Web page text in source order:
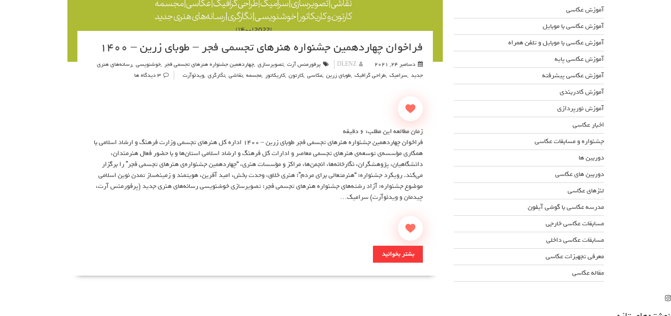
فراخوان چهاردهمین جشنواره هنرهای تجسمی فجر – طوبای زرین – ۱۴۰۰
دسامبر 24, 2021 DLENZ پرفورمنس آرت ,تصویرسازی ,چهاردهمین جشنواره هنرهای تجسمی فجر ,خوشنویسی ,رسانه‌های هنری
جدید ,سرامیک ,طراحی گرافیک ,طوبای زرین ,عکاسی ,کارتون ,کاریکاتور ,مجسمه ,نقاشی ,نگارگری ,ویدئوآرت 3 دیدگاه ها
زمان مطالعه این مطلب: 6دقیقه
فراخوان چهاردهمین جشنواره هنرهای تجسمی فجر طوبای زرین – ۱۴۰۰ اداره‌ کل هنرهای تجسمی وزارت فرهنگ و ارشاد اسلامی با
همکاری مؤسسه‌ی توسعه‌ی هنرهای تجسمی معاصر و ادارات کل فرهنگ و ارشاد اسلامی استان‌ها و با حضور فعال هنرمندان،
دانشگاهیان، پژوهشگران، نگارخانه‌ها، انجمن‌ها، مراكز و مؤسسات هنری، “چهاردهمین جشنواره‌ی هنرهای تجسمی فجر” را برگزار
می‌کند. رویکرد جشنواره: “هنرمتعالی برای مردم”؛ هنری خلاق، وحدت بخش، امید آفرین، هویتمند و زمینه‌ساز تمدن نوین اسلامی
موضوع جشنواره: آزاد رشته‌های جشنواره هنرهای تجسمی فجر: تصویرسازی خوشنویسی رسانه‌های هنری جدید (پرفورمنس آرت،
چیدمان و ویدئوآرت) سرامیک…
بشتر بخوانید
آموزش عکاسی
آموزش عکاسی با موبایل
آموزش عکاسی با موبایل و تلفن همراه
آموزش عکاسی پایه
آموزش عکاسی پیشرفته
آموزش کادربندی
آموزش نورپردازی
اخبار عکاسی
جشنواره و مسابقات عکاسی
دوربین ها
دوربین های عکاسی
لنزهای عکاسی
مدرسه عکاسی با گوشی آیفون
مسابقات عکاسی خارجی
مسابقات عکاسی داخلی
معرفی تجهیزات عکاسی
مقاله عکاسی